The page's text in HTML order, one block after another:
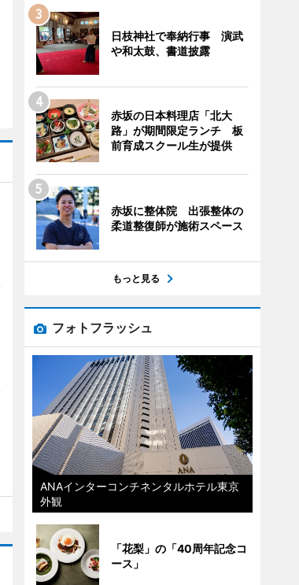
日枝神社で奉納行事 演武
や和太鼓、書道披露
赤坂の日本料理店「北大
路」が期間限定ランチ 板
前育成スクール生が提供
赤坂に整体院 出張整体の
柔道整復師が施術スペース
もっと見る
フォトフラッシュ
ANAインターコンチネンタルホテル東京
外観
「花梨」の「40周年記念コ
ース」